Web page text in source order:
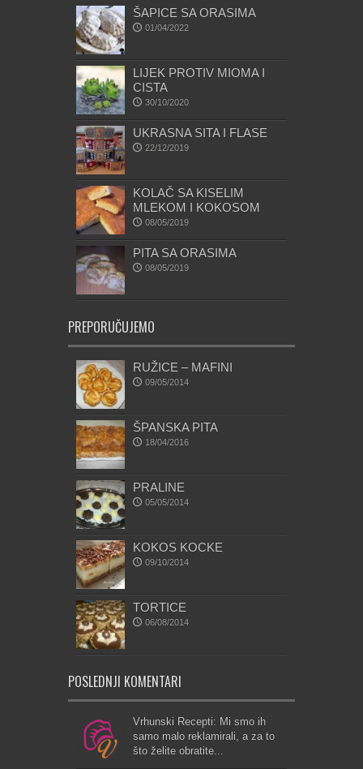
ŠAPICE SA ORASIMA
01/04/2022
LIJEK PROTIV MIOMA I
CISTA
30/10/2020
UKRASNA SITA I FLASE
22/12/2019
KOLAČ SA KISELIM
MLEKOM I KOKOSOM
08/05/2019
PITA SA ORASIMA
08/05/2019
PREPORUČUJEMO
RUŽICE – MAFINI
09/05/2014
ŠPANSKA PITA
18/04/2016
PRALINE
05/05/2014
KOKOS KOCKE
09/10/2014
TORTICE
06/08/2014
POSLEDNJI KOMENTARI
Vrhunski Recepti: Mi smo ih
samo malo reklamirali, a za to
što želite obratite...